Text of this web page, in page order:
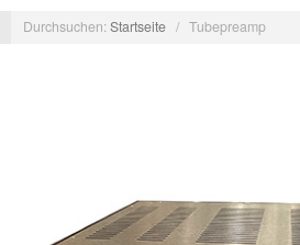
Durchsuchen:Startseite / Tubepreamp